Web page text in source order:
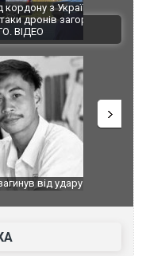
з Україною: в
загорівся
"Мої
удару